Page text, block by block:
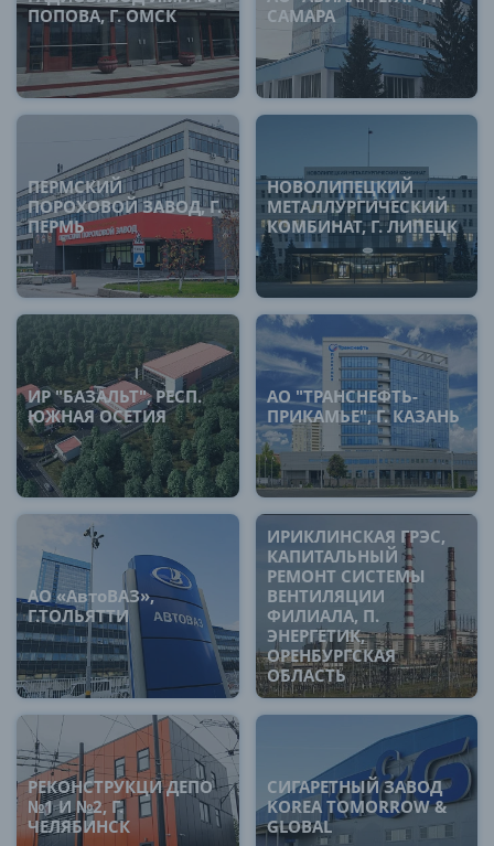
ПОПОВА, Г. ОМСК
САМАРА
ПЕРМСКИЙ
ПОРОХОВОЙ ЗАВОД, Г.
ПЕРМЬ
НОВОЛИПЕЦКИЙ
МЕТАЛЛУРГИЧЕСКИЙ
КОМБИНАТ, Г. ЛИПЕЦК
ИР "БАЗАЛЬТ", РЕСП.
ЮЖНАЯ ОСЕТИЯ
АО "ТРАНСНЕФТЬ-
ПРИКАМЬЕ", Г. КАЗАНЬ
АО «АвтоВАЗ»,
Г.ТОЛЬЯТТИ
ИРИКЛИНСКАЯ ГРЭС,
КАПИТАЛЬНЫЙ
РЕМОНТ СИСТЕМЫ
ВЕНТИЛЯЦИИ
ФИЛИАЛА, П.
ЭНЕРГЕТИК,
ОРЕНБУРГСКАЯ
ОБЛАСТЬ
РЕКОНСТРУКЦИ ДЕПО
№1 И №2, Г.
ЧЕЛЯБИНСК
СИГАРЕТНЫЙ ЗАВОД
KOREA TOMORROW &
GLOBAL